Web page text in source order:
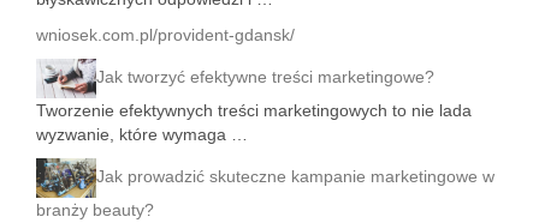
wniosek.com.pl/provident-gdansk/
Jak tworzyć efektywne treści marketingowe?
Tworzenie efektywnych treści marketingowych to nie lada
wyzwanie, które wymaga …
Jak prowadzić skuteczne kampanie marketingowe w
branży beauty?